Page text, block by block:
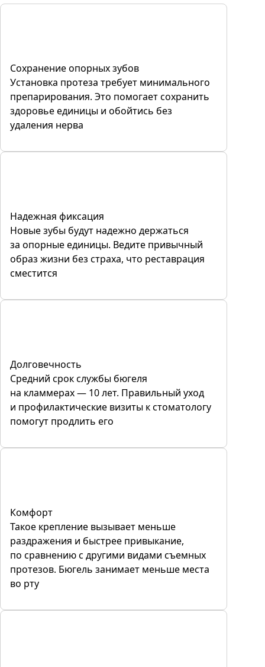
Сохранение опорных зубов
Установка протеза требует минимального
препарирования. Это помогает сохранить
здоровье единицы и обойтись без
удаления нерва
Надежная фиксация
Новые зубы будут надежно держаться
за опорные единицы. Ведите привычный
образ жизни без страха, что реставрация
сместится
Долговечность
Средний срок службы бюгеля
на кламмерах — 10 лет. Правильный уход
и профилактические визиты к стоматологу
помогут продлить его
Комфорт
Такое крепление вызывает меньше
раздражения и быстрее привыкание,
по сравнению с другими видами съемных
протезов. Бюгель занимает меньше места
во рту